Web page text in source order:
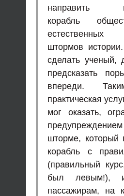
направить
корабль
штормов
сделать ученый,
предсказать
впереди.
практическая
мог оказать,
шторме, который
корабль с
(правильный
был левым!),
пассажирам, на